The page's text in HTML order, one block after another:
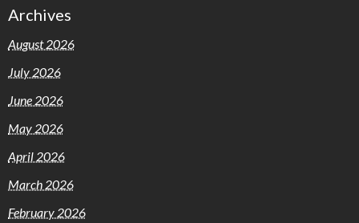
Archives
August 2026
July 2026
June 2026
May 2026
April 2026
March 2026
February 2026